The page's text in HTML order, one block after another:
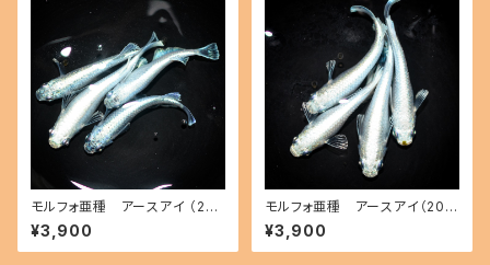
モルフォ亜種 アースアイ （202
6年産まれ） オス2 メス2(現物
出品) ikahoff A-0718-5133
0-a
¥3,900
モルフォ亜種 アースアイ（202
6年産まれ） オス2 メス2(現物
出品) ikahoff A-0727-5144
5-a
¥3,900